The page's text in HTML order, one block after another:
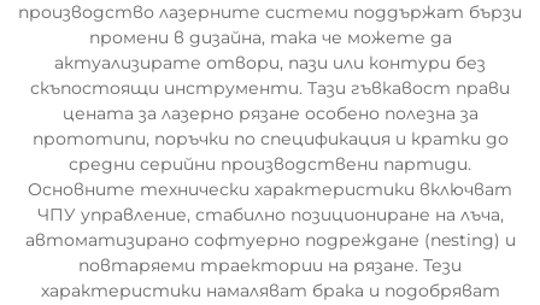
производство лазерните системи поддържат бързи
промени в дизайна, така че можете да
актуализирате отвори, пази или контури без
скъпостоящи инструменти. Тази гъвкавост прави
цената за лазерно рязане особено полезна за
прототипи, поръчки по спецификация и кратки до
средни серийни производствени партиди.
Основните технически характеристики включват
ЧПУ управление, стабилно позициониране на лъча,
автоматизирано софтуерно подреждане (nesting) и
повтаряеми траектории на рязане. Тези
характеристики намаляват брака и подобряват